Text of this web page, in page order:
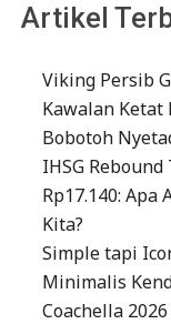
Artikel
Viking Persib
Kawalan Ketat
Bobotoh
IHSG
Rp17.140:
Kita?
Simple tapi
Minimalis
Coachella 2026